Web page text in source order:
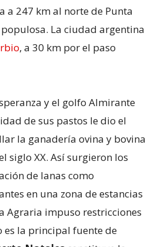
a 247 km al norte de Punta
La ciudad argentina
, a 30 km por el paso
y el golfo Almirante
de sus pastos le dio el
la ganadería ovina y bovina
siglo XX. Así surgieron los
de lanas como
en una zona de estancias
Agraria impuso restricciones
es la principal fuente de